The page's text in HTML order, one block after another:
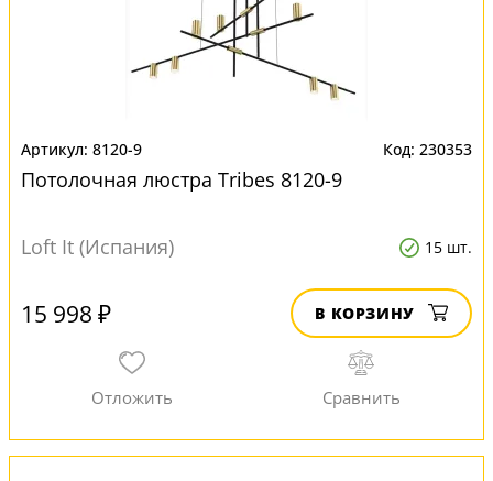
8120-9 230353
Потолочная люстра Tribes 8120-9
Loft It (Испания) 15 шт.
15 998 ₽ В КОРЗИНУ